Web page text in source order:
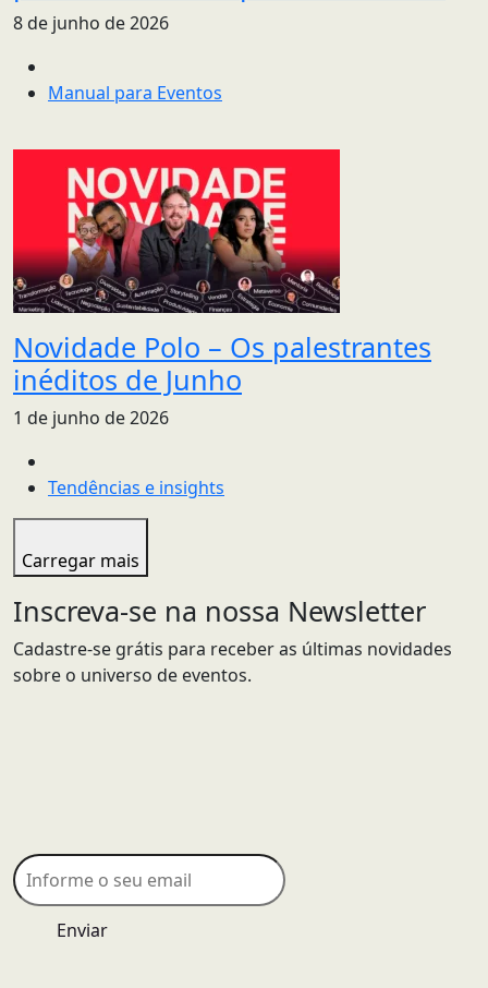
8 de junho de 2026
Manual para Eventos
Novidade Polo – Os palestrantes
inéditos de Junho
1 de junho de 2026
Tendências e insights
Carregar mais
Inscreva-se na nossa Newsletter
Cadastre-se grátis para receber as últimas novidades
sobre o universo de eventos.
Enviar